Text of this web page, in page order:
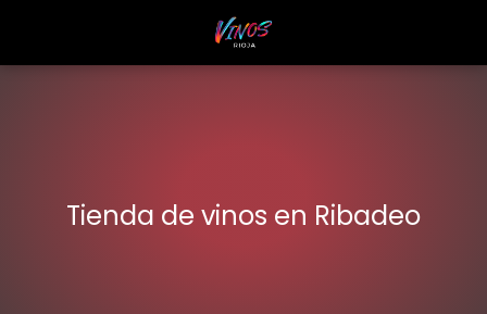
Tienda de vinos en Ribadeo